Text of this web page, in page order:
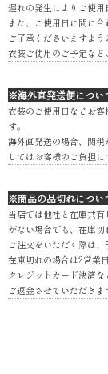
遅れの発生によりご使用
また、ご使用日に間に
ご了承くださいますよう
衣装ご使用のご予定など
※海外直発送便につい
衣装のご使用日などお
す。
海外直発送の場合、関
してはお客様のご負担に
※商品の品切れについ
当店では他社と在庫共
がない場合でも、在庫切
ご注文をいただく際は
在庫切れの場合は2営業
クレジットカード決済
ご返金させていただきま